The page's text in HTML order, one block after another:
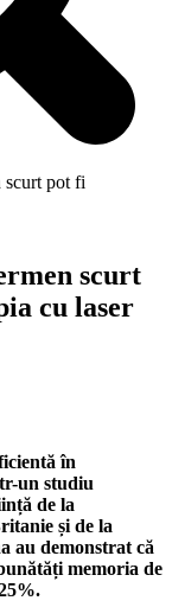
scurt pot fi
scurt
cu laser
în
un studiu
de la
și de la
au demonstrat că
memoria de